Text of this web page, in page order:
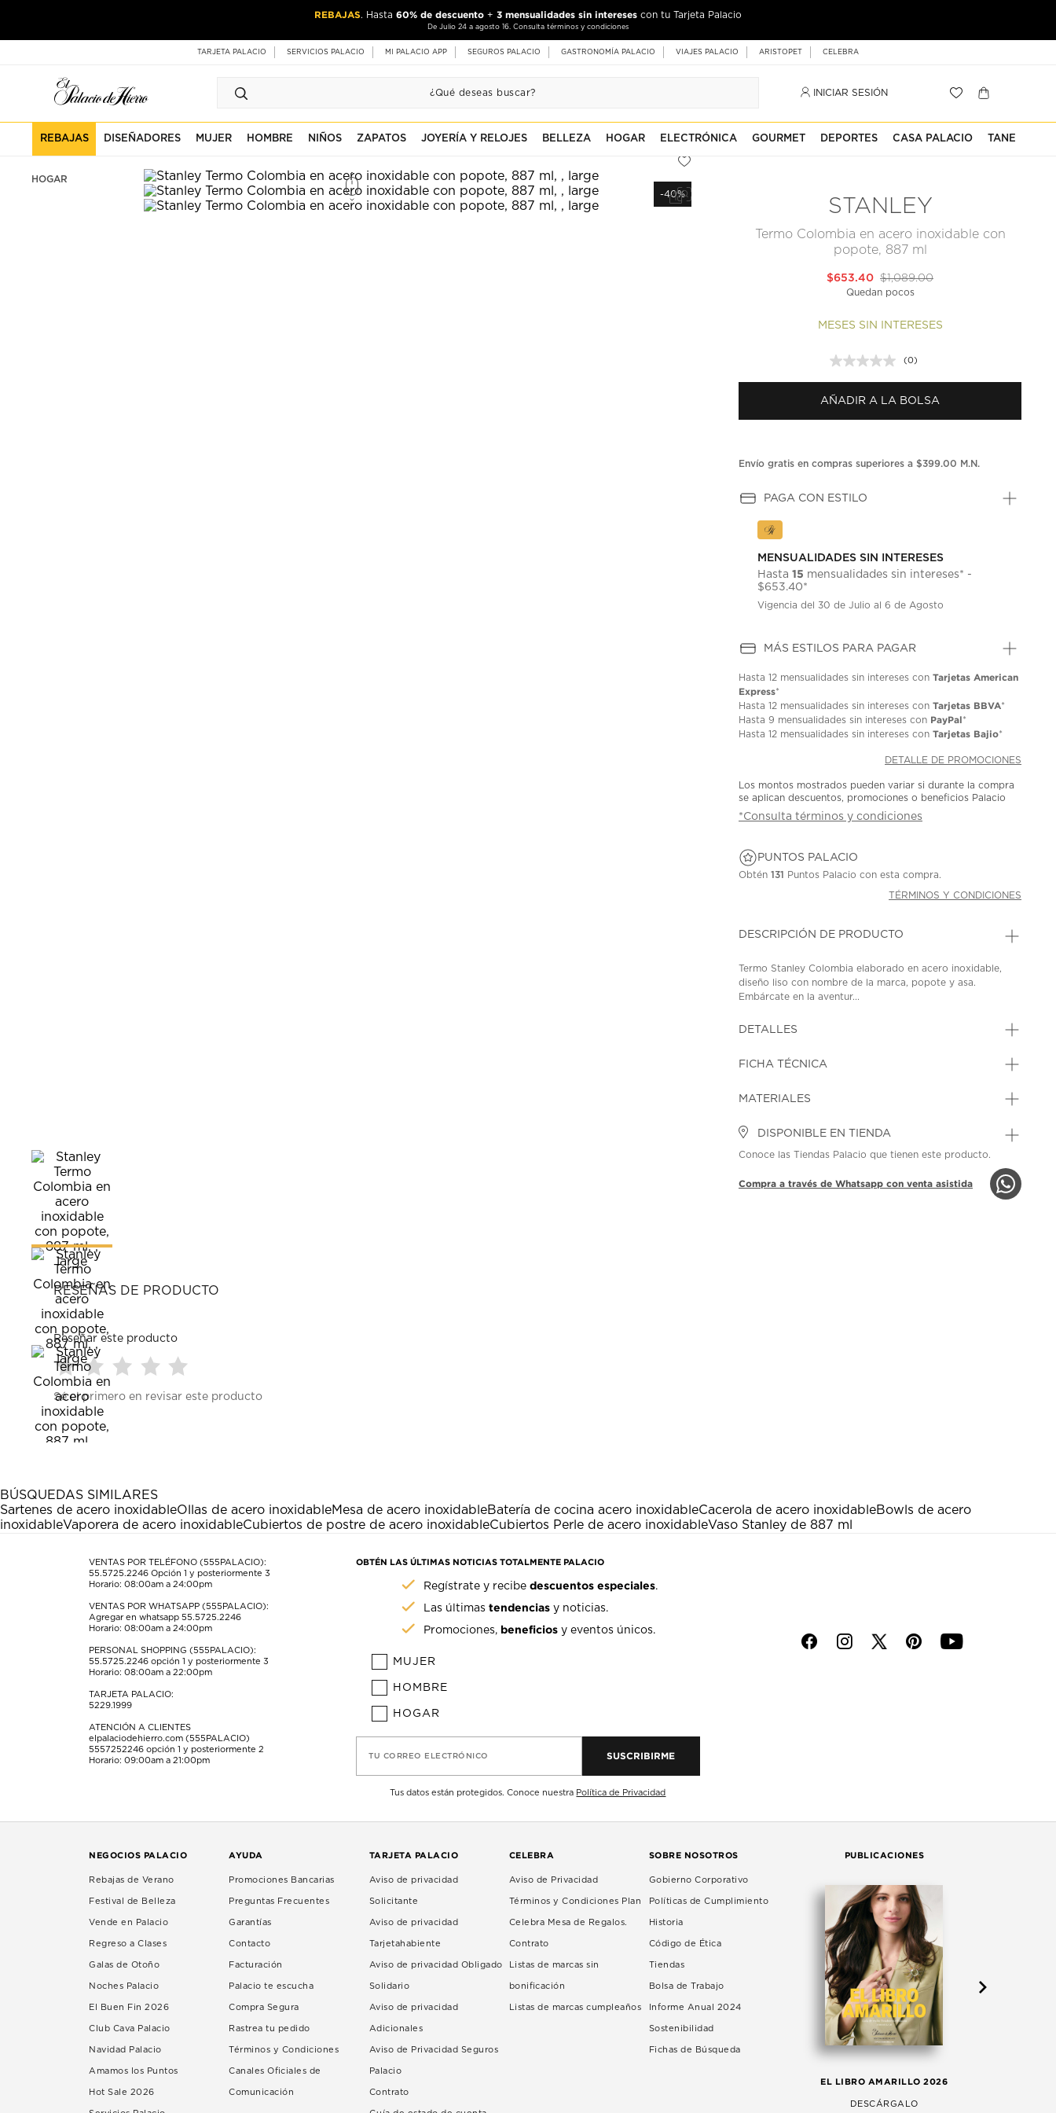
REBAJAS. Hasta 60% de descuento + 3 mensualidades sin intereses con tu Tarjeta Palacio
De Julio 24 a agosto 16. Consulta términos y condiciones
TARJETA PALACIO SERVICIOS PALACIO MI PALACIO APP SEGUROS PALACIO GASTRONOMÍA PALACIO VIAJES PALACIO ARISTOPET CELEBRA
INICIAR SESIÓN
REBAJAS DISEÑADORES MUJER HOMBRE NIÑOS ZAPATOS JOYERÍA Y RELOJES BELLEZA HOGAR ELECTRÓNICA GOURMET DEPORTES CASA PALACIO TANE
HOGAR
-40%
STANLEY
Termo Colombia en acero inoxidable con
popote, 887 ml
$1,089.00
$653.40
Quedan pocos
MESES SIN INTERESES
Sin
puntuación.
en
la
(0)
AÑADIR A LA BOLSA
Envío gratis en compras superiores a $399.00 M.N.
PAGA CON ESTILO
MENSUALIDADES SIN INTERESES
Hasta15 mensualidades sin intereses* -
$653.40*
Vigencia del 30 de Julio al 6 de Agosto
MÁS ESTILOS PARA PAGAR
Hasta12 mensualidades sin intereses conTarjetas American
Express*
Hasta12 mensualidades sin intereses conTarjetas BBVA*
Hasta9 mensualidades sin intereses con PayPal*
Hasta12 mensualidades sin intereses conTarjetas Bajio*
DETALLE DE PROMOCIONES
Los montos mostrados pueden variar si durante la compra
se aplican descuentos, promociones o beneficios Palacio
*Consulta términos y condiciones
PUNTOS PALACIO
Obtén131 Puntos Palacio con esta compra.
TÉRMINOS Y CONDICIONES
DESCRIPCIÓN DE PRODUCTO
Termo Stanley Colombia elaborado en acero inoxidable,
diseño liso con nombre de la marca, popote y asa.
Embárcate en la aventur...
DETALLES
FICHA TÉCNICA
MATERIALES
DISPONIBLE EN TIENDA
Conoce las Tiendas Palacio que tienen este producto.
Compra a través de Whatsapp con venta asistida
RESEÑAS DE PRODUCTO
Reseñar este producto
Seleccionar
para
calificar
el
artículo
estrella
Esta
acción
abrirá
formulario
Seleccionar
para
calificar
el
artículo
estrellas.
Esta
acción
abrirá
formulario
de
Seleccionar
para
estrellas.
Esta
acción
abrirá
formulario
de
para
estrellas.
Esta
acción
abrirá
formulario
de
para
Esta
acción
abrirá
formulario
de
envío.
Sé el primero en revisar este producto
BÚSQUEDAS SIMILARES
Sartenes de acero inoxidableOllas de acero inoxidableMesa de acero inoxidableBatería de cocina acero inoxidableCacerola de acero inoxidableBowls de acero
inoxidableVaporera de acero inoxidableCubiertos de postre de acero inoxidableCubiertos Perle de acero inoxidableVaso Stanley de 887 ml
VENTAS POR TELÉFONO (555PALACIO):
55.5725.2246 Opción 1 y posteriormente 3
Horario: 08:00am a 24:00pm
VENTAS POR WHATSAPP (555PALACIO):
Agregar en whatsapp 55.5725.2246
Horario: 08:00am a 24:00pm
PERSONAL SHOPPING (555PALACIO):
55.5725.2246 opción 1 y posteriormente 3
Horario: 08:00am a 22:00pm
TARJETA PALACIO:
5229.1999
ATENCIÓN A CLIENTES
elpalaciodehierro.com (555PALACIO)
5557252246 opción 1 y posteriormente 2
Horario: 09:00am a 21:00pm
OBTÉN LAS ÚLTIMAS NOTICIAS TOTALMENTE PALACIO
Regístrate y recibedescuentos especiales.
Las últimastendencias y noticias.
Promociones, beneficios y eventos únicos.
MUJER
HOMBRE
HOGAR
TU CORREO ELECTRÓNICO SUSCRIBIRME
Tus datos están protegidos. Conoce nuestra Política de Privacidad
f i p y
NEGOCIOS PALACIO
Rebajas de Verano
Festival de Belleza
Vende en Palacio
Regreso a Clases
Galas de Otoño
Noches Palacio
El Buen Fin 2026
Club Cava Palacio
Navidad Palacio
Amamos los Puntos
Hot Sale 2026
AYUDA
Promociones Bancarias
Preguntas Frecuentes
Garantías
Contacto
Facturación
Palacio te escucha
Compra Segura
Rastrea tu pedido
Términos y Condiciones
Canales Oficiales de
Comunicación
TARJETA PALACIO
Aviso de privacidad
Solicitante
Aviso de privacidad
Tarjetahabiente
Aviso de privacidad Obligado
Solidario
Aviso de privacidad
Adicionales
Aviso de Privacidad Seguros
Palacio
Contrato
CELEBRA
Aviso de Privacidad
Términos y Condiciones Plan
Celebra Mesa de Regalos.
Contrato
Listas de marcas sin
bonificación
Listas de marcas cumpleaños
SOBRE NOSOTROS
Gobierno Corporativo
Políticas de Cumplimiento
Historia
Código de Ética
Tiendas
Bolsa de Trabajo
Informe Anual 2024
Sostenibilidad
Fichas de Búsqueda
PUBLICACIONES
EL LIBRO AMARILLO 2026
DESCÁRGALO